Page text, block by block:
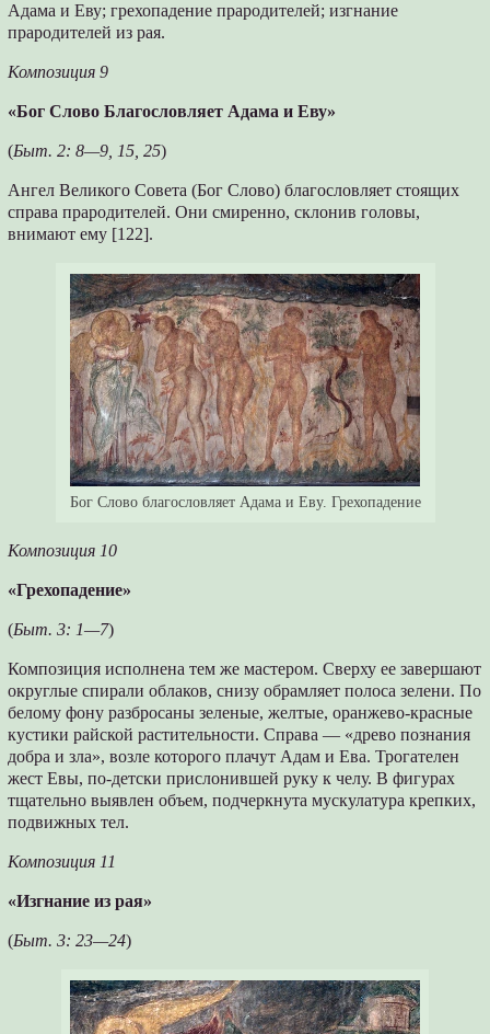
Адама и Еву; грехопадение прародителей; изгнание
прародителей из рая.
Композиция 9
«Бог Слово Благословляет Адама и Еву»
(Быт. 2: 8—9, 15, 25)
Ангел Великого Совета (Бог Слово) благословляет стоящих
справа прародителей. Они смиренно, склонив головы,
внимают ему [122].
Бог Слово благословляет Адама и Еву. Грехопадение
Композиция 10
«Грехопадение»
(Быт. 3: 1—7)
Композиция исполнена тем же мастером. Сверху ее завершают
округлые спирали облаков, снизу обрамляет полоса зелени. По
белому фону разбросаны зеленые, желтые, оранжево-красные
кустики райской растительности. Справа — «древо познания
добра и зла», возле которого плачут Адам и Ева. Трогателен
жест Евы, по-детски прислонившей руку к челу. В фигурах
тщательно выявлен объем, подчеркнута мускулатура крепких,
подвижных тел.
Композиция 11
«Изгнание из рая»
(Быт. 3: 23—24)